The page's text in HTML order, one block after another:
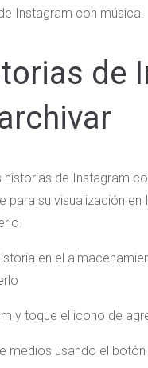
Instagram con música.
de
de Instagram
para su visualización
en el
y toque el icono de
medios usando el